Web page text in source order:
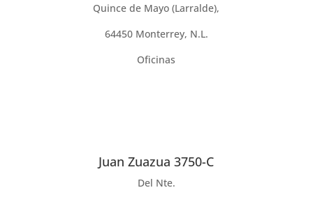
Quince de Mayo (Larralde),
64450 Monterrey, N.L.
Oficinas
Juan Zuazua 3750-C
Del Nte.